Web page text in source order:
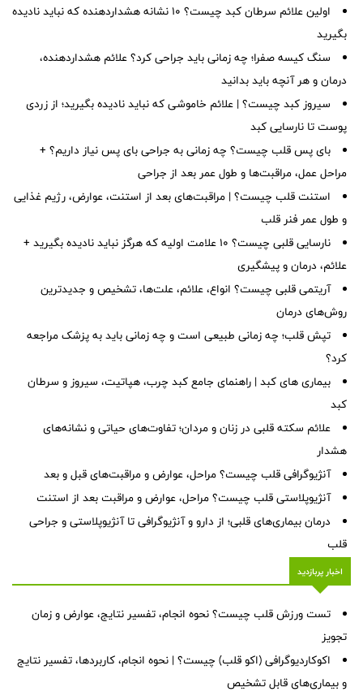
اولین علائم سرطان کبد چیست؟ ۱۰ نشانه هشداردهنده که نباید نادیده
بگیرید
سنگ کیسه صفرا؛ چه زمانی باید جراحی کرد؟ علائم هشداردهنده،
درمان و هر آنچه باید بدانید
سیروز کبد چیست؟ | علائم خاموشی که نباید نادیده بگیرید؛ از زردی
پوست تا نارسایی کبد
بای پس قلب چیست؟ چه زمانی به جراحی بای پس نیاز داریم؟ +
مراحل عمل، مراقبت‌ها و طول عمر بعد از جراحی
استنت قلب چیست؟ | مراقبت‌های بعد از استنت، عوارض، رژیم غذایی
و طول عمر فنر قلب
نارسایی قلبی چیست؟ ۱۰ علامت اولیه که هرگز نباید نادیده بگیرید +
علائم، درمان و پیشگیری
آریتمی قلبی چیست؟ انواع، علائم، علت‌ها، تشخیص و جدیدترین
روش‌های درمان
تپش قلب؛ چه زمانی طبیعی است و چه زمانی باید به پزشک مراجعه
کرد؟
بیماری های کبد | راهنمای جامع کبد چرب، هپاتیت، سیروز و سرطان
کبد
علائم سکته قلبی در زنان و مردان؛ تفاوت‌های حیاتی و نشانه‌های
هشدار
آنژیوگرافی قلب چیست؟ مراحل، عوارض و مراقبت‌های قبل و بعد
آنژیوپلاستی قلب چیست؟ مراحل، عوارض و مراقبت بعد از استنت
درمان بیماری‌های قلبی؛ از دارو و آنژیوگرافی تا آنژیوپلاستی و جراحی
قلب
اخبار پربازدید
تست ورزش قلب چیست؟ نحوه انجام، تفسیر نتایج، عوارض و زمان
تجویز
اکوکاردیوگرافی (اکو قلب) چیست؟ | نحوه انجام، کاربردها، تفسیر نتایج
و بیماری‌های قابل تشخیص